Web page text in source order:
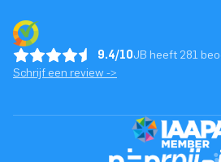
9.4/10JB heeft 281
Schrijf een review ->